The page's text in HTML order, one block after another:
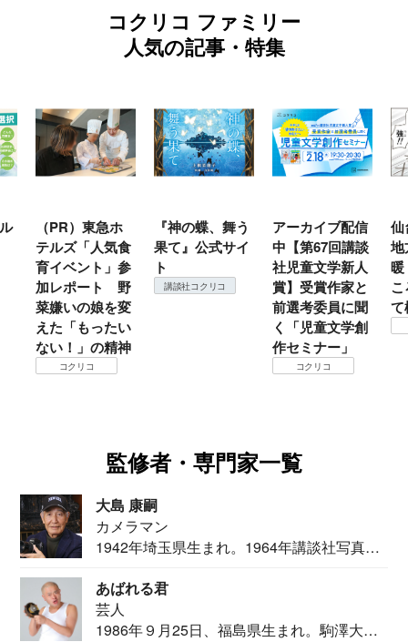
コクリコ ファミリー
人気の記事・特集
（PR）東急ホ
テルズ「人気食
育イベント」参
加レポート 野
菜嫌いの娘を変
えた「もったい
ない！」の精神
コクリコ
『神の蝶、舞う
果て』公式サイ
ト
講談社コクリコ
アーカイブ配信
中【第67回講談
社児童文学新人
賞】受賞作家と
前選考委員に聞
く「児童文学創
作セミナー」
コクリコ
仙
地
て
監修者・専門家一覧
大島 康嗣
カメラマン
1942年埼玉県生まれ。1964年講談社写真部
あばれる君
芸人
1986年９月25日、福島県生まれ。駒澤大学